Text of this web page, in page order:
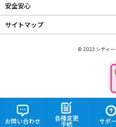
お問い合わせ 各種変更
手続 サポ
安全安心
サイトマップ
© 2023 シティー